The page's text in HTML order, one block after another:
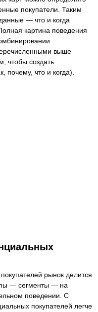
покупатели. Таким
— что и когда
картина поведения
выше
чтобы создать
почему, что и когда).
рынок делится
— сегменты — на
поведении. С
покупателей легче